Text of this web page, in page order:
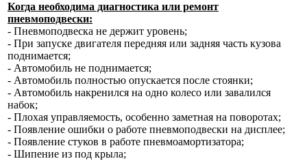
Когда необходима диагностика или ремонт
пневмоподвески:
- Пневмоподвеска не держит уровень;
- При запуске двигателя передняя или задняя часть кузова
поднимается;
- Автомобиль не поднимается;
- Автомобиль полностью опускается после стоянки;
- Автомобиль накренился на одно колесо или завалился
набок;
- Плохая управляемость, особенно заметная на поворотах;
- Появление ошибки о работе пневмоподвески на дисплее;
- Появление стуков в работе пневмоамортизатора;
- Шипение из под крыла;